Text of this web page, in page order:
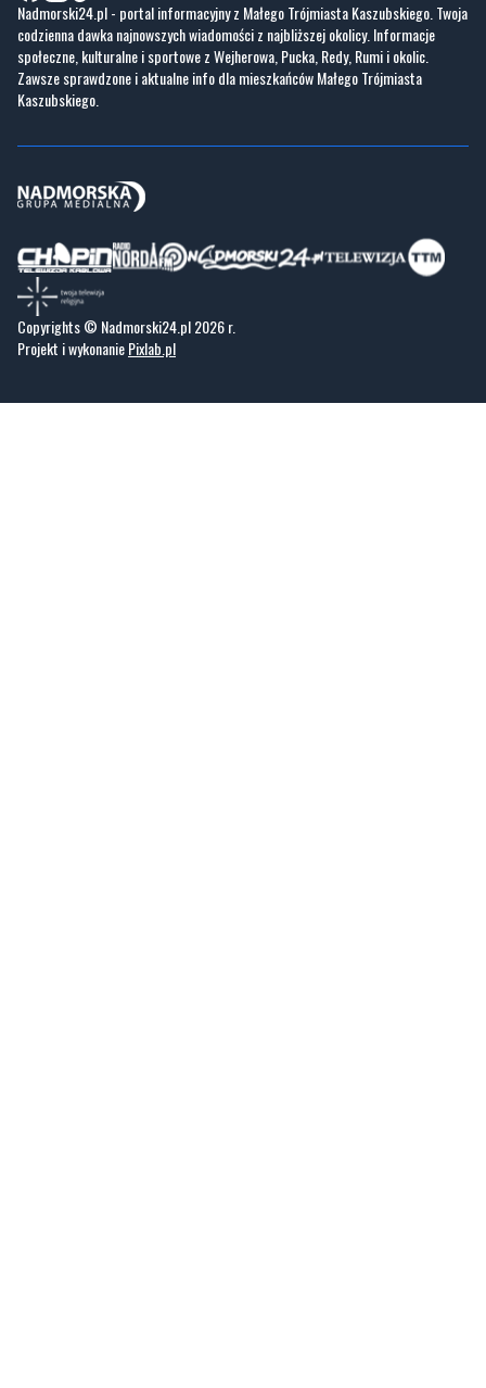
Nadmorski24.pl - portal informacyjny z Małego Trójmiasta Kaszubskiego. Twoja
codzienna dawka najnowszych wiadomości z najbliższej okolicy. Informacje
społeczne, kulturalne i sportowe z Wejherowa, Pucka, Redy, Rumi i okolic.
Zawsze sprawdzone i aktualne info dla mieszkańców Małego Trójmiasta
Kaszubskiego.
Copyrights © Nadmorski24.pl 2026 r.
Projekt i wykonaniePixlab.pl